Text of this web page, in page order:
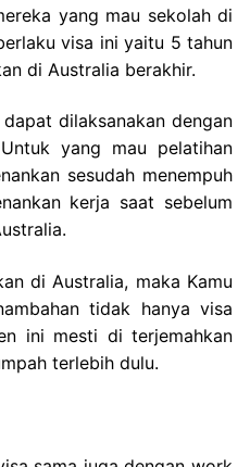
yang mau sekolah di
visa ini yaitu 5 tahun
di Australia berakhir.
dilaksanakan dengan
yang mau pelatihan
sesudah menempuh
kerja saat sebelum
di Australia, maka Kamu
tidak hanya visa
ini mesti di terjemahkan
terlebih dulu.